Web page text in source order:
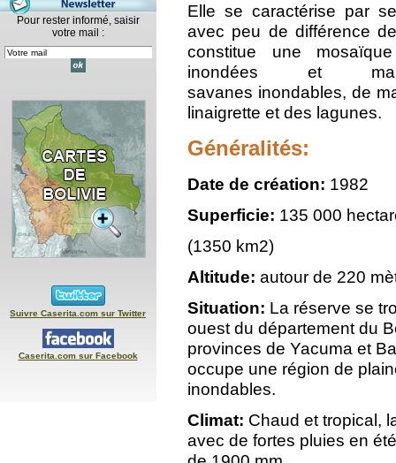
Pour rester informé, saisir
votre mail :
Suivre Caserita.com sur Twitter
Caserita.com sur Facebook
Elle se caractérise par
avec peu de différence
constitue une
inondées et
savanes inondables, de
linaigrette et des lagunes.
Généralités:
Date de création: 1982
Superficie: 135 000
(1350 km2)
Altitude: autour de 220
Situation: La réserve se
ouest du département du
provinces de Yacuma et
occupe une région de
inondables.
Climat: Chaud et tropical,
avec de fortes pluies en